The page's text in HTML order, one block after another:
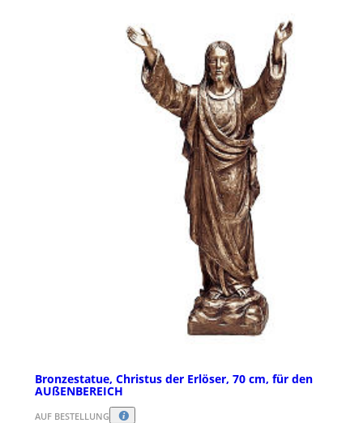
Bronzestatue, Christus der Erlöser, 70 cm, für den
AUßENBEREICH
AUF BESTELLUNG